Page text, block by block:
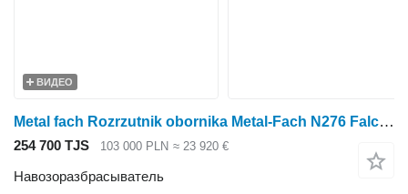
ВИДЕО
Metal fach Rozrzutnik obornika Metal-Fach N276 Falcon 8T
254 700 TJS 103 000 PLN ≈ 23 920 €
Навозоразбрасыватель